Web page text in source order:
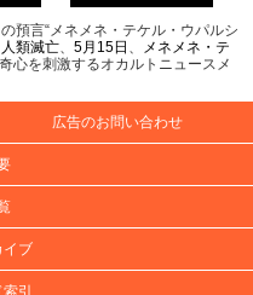
預言“メネメネ・テケル・ウパルシ
人類滅亡、 5月15日 、
メネメネ・テ
心を刺激するオカルトニュースメ
広告のお問い合わせ
イブ